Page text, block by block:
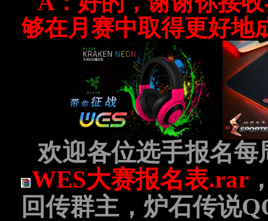
够在月赛中取得更好地
欢迎各位选手报名
WES大赛报名表.rar
回传群主，炉石传说